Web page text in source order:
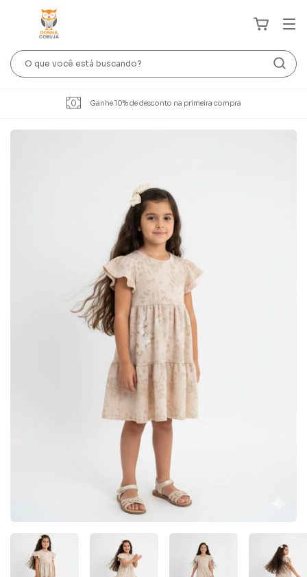
Ganhe 10% de desconto na primeira compra